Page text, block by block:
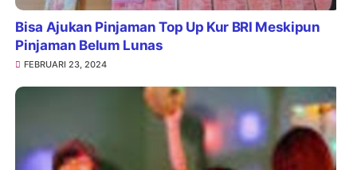
Bisa Ajukan Pinjaman Top Up Kur BRI Meskipun
Pinjaman Belum Lunas
FEBRUARI 23, 2024